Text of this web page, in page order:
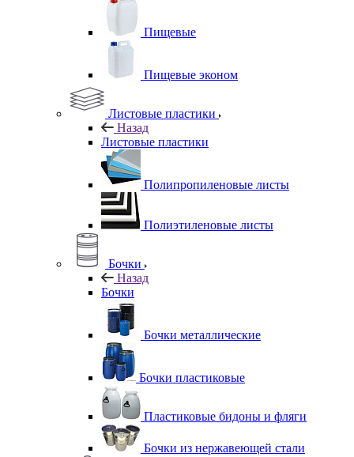
Пищевые
Пищевые эконом
Листовые пластики
Назад
Листовые пластики
Полипропиленовые листы
Полиэтиленовые листы
Бочки
Назад
Бочки
Бочки металлические
Бочки пластиковые
Пластиковые бидоны и фляги
Бочки из нержавеющей стали